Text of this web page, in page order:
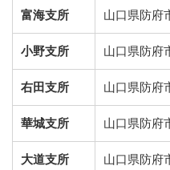
富海支所 山口県防府
小野支所 山口県防府
右田支所 山口県防府
華城支所 山口県防府
大道支所 山口県防府